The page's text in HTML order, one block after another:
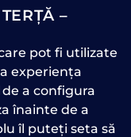
–
pot fi utilizate
experiența
a configura
înainte de a
îl puteți seta să